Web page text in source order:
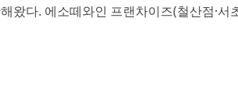
왔다. 에소떼와인 프랜차이즈(철산점·서